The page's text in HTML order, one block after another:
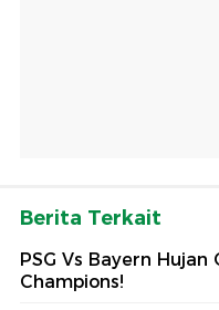
Berita Terkait
PSG Vs Bayern Hujan
Champions!